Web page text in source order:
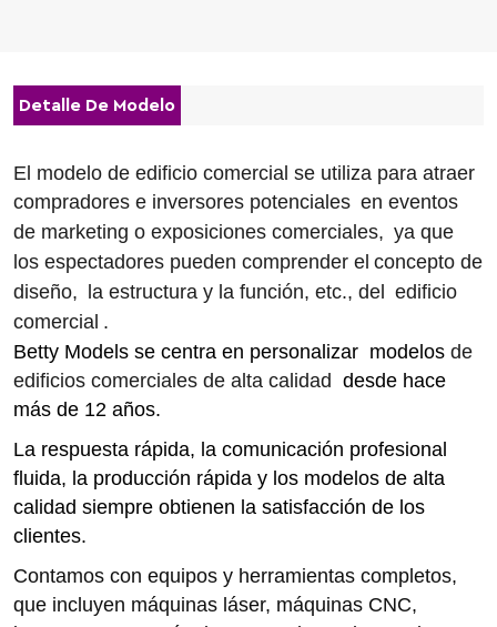
Detalle De Modelo
El modelo de edificio comercial se utiliza para atraer
compradores e inversores potenciales en eventos
de marketing o exposiciones comerciales, ya que
los espectadores pueden comprender el concepto de
diseño, la estructura y la función, etc., del edificio
comercial .
Betty Models se centra en personalizar modelos de
edificios comerciales de alta calidad desde hace
más de 12 años.
La respuesta rápida, la comunicación profesional
fluida, la producción rápida y los modelos de alta
calidad siempre obtienen la satisfacción de los
clientes.
Contamos con equipos y herramientas completos,
que incluyen máquinas láser, máquinas CNC,